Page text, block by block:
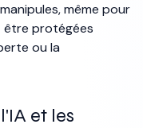
même pour
être protégées
ou la
et les